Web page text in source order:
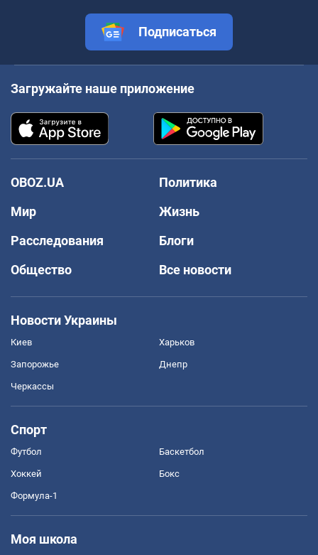
Подписаться
Загружайте наше приложение
OBOZ.UA
Политика
Мир
Жизнь
Расследования
Блоги
Общество
Все новости
Новости Украины
Киев Харьков
Запорожье Днепр
Черкассы
Спорт
Футбол Баскетбол
Хоккей Бокс
Формула-1
Моя школа